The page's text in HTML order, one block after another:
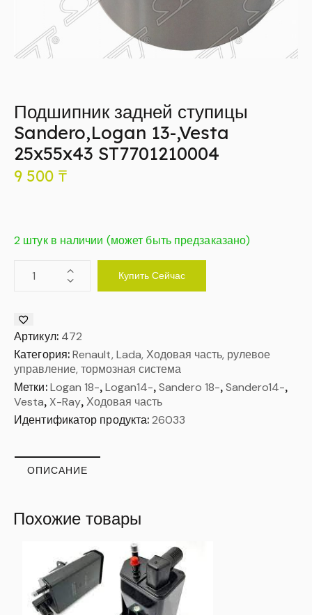
Подшипник задней ступицы
Sandero,Logan 13-,Vesta
25x55x43 ST7701210004
9 500 ₸
2 штук в наличии (может быть предзаказано)
Купить Сейчас
Артикул: 472
Категория:Renault, Lada, Ходовая часть, рулевое
управление, тормозная система
Метки: Logan 18-, Logan14-,Sandero 18-,Sandero14-,
Vesta, X-Ray, Ходовая часть
Идентификатор продукта:26033
ОПИСАНИЕ
Похожие товары